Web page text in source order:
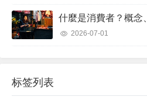
什麼是消費者？概念
2026-07-01
标签列表